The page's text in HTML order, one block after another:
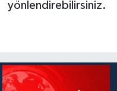
yönlendirebilirsiniz.